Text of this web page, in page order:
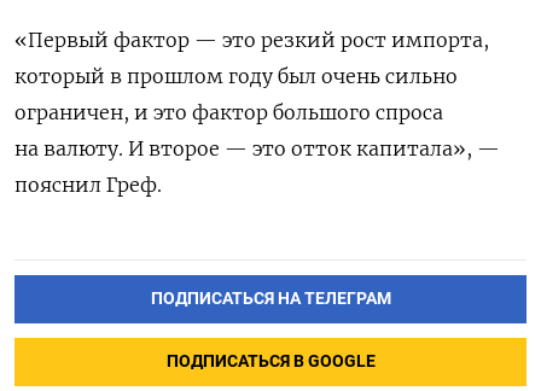
«Первый фактор — это резкий рост импорта,
который в прошлом году был очень сильно
ограничен, и это фактор большого спроса
на валюту. И второе — это отток капитала», —
пояснил Греф.
ПОДПИСАТЬСЯ НА ТЕЛЕГРАМ
ПОДПИСАТЬСЯ В GOOGLE